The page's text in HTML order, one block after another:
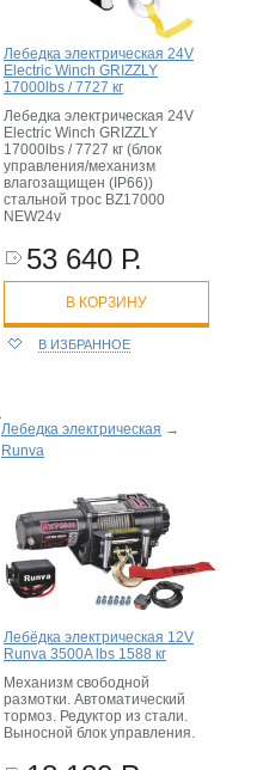
Лебедка электрическая 24V
Electric Winch GRIZZLY
17000lbs / 7727 кг
Лебедка электрическая 24V
Electric Winch GRIZZLY
17000lbs / 7727 кг (блок
управления/механизм
влагозащищен (IP66))
стальной трос BZ17000
NEW24v
53 640 Р.
В КОРЗИНУ
В ИЗБРАННОЕ
Лебедка электрическая →
Runva
Лебёдка электрическая 12V
Runva 3500A lbs 1588 кг
Механизм свободной
размотки. Автоматический
тормоз. Редуктор из стали.
Выносной блок управления.